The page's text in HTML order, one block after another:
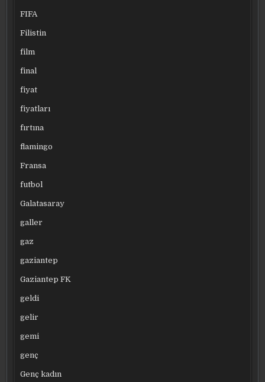
FIFA
Filistin
film
final
fiyat
fiyatları
fırtına
flamingo
Fransa
futbol
Galatasaray
galler
gaz
gaziantep
Gaziantep FK
geldi
gelir
gemi
genç
Genç kadın